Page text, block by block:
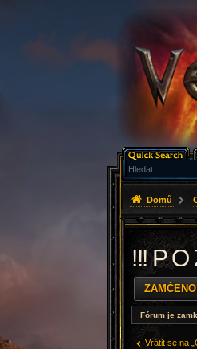
Domů
!!! P O
ZAMČENO
Fórum je
Vrátit se na